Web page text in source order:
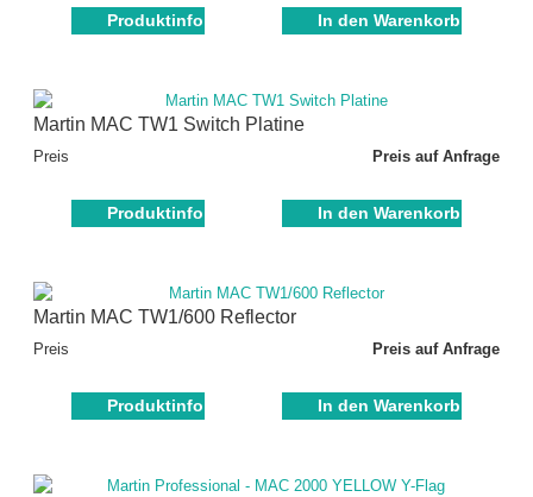
Produktinfo In den Warenkorb
Martin MAC TW1 Switch Platine
Preis Preis auf Anfrage
Produktinfo In den Warenkorb
Martin MAC TW1/600 Reflector
Preis Preis auf Anfrage
Produktinfo In den Warenkorb